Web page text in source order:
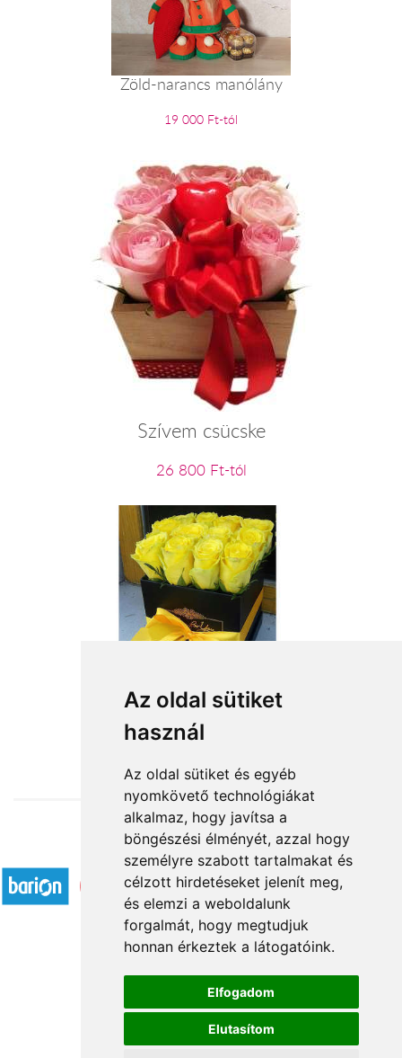
Az oldal sütiket
használ
Az oldal sütiket és egyéb
nyomkövető technológiákat
alkalmaz, hogy javítsa a
böngészési élményét, azzal hogy
személyre szabott tartalmakat és
célzott hirdetéseket jelenít meg,
és elemzi a weboldalunk
forgalmát, hogy megtudjuk
honnan érkeztek a látogatóink.
Elfogadom
Elutasítom
Zöld-narancs manólány
19 000 Ft-tól
Szívem csücske
26 800 Ft-tól
Napfény dobozban
31 200 Ft-tól
Elfogadott fizetési módok
Á.SZ.F.
Impresszum
Adatkezelési tájékoztató